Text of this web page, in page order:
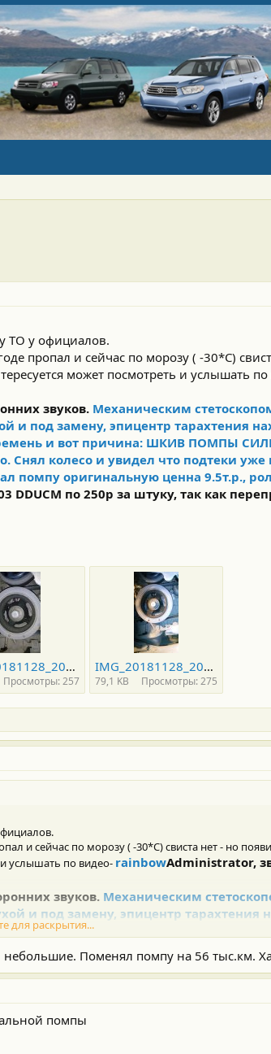
ТО у официалов.
пропал и сейчас по морозу ( -30*С)
может посмотреть и услышать
звуков. Механическим
и под замену, эпицентр тарахтения
и вот причина: ШКИВ ПОМПЫ
колесо и увидел что подтеки уже
помпу оригинальную ценна 9.5т.р.,
DDUCM по 250р за штуку, так как
IMG_20181128_204343.jpg
Просмотры: 257
IMG_20181128_203715.jpg
79,1 KB Просмотры: 275
и сейчас по морозу ( -30*С) свиста нет - но
и услышать по видео- rainbowAdministrator,
звуков. Механическим
и под замену, эпицентр тарахтения
и вот причина:
было видно. Снял колесо и увидел что
ремонта. Заказал помпу оригинальную
подшипникаNSK 6203 DDUCM по 250р
напишу.
для раскрытия...
небольшие. Поменял помпу на 56 тыс.км.
помпы